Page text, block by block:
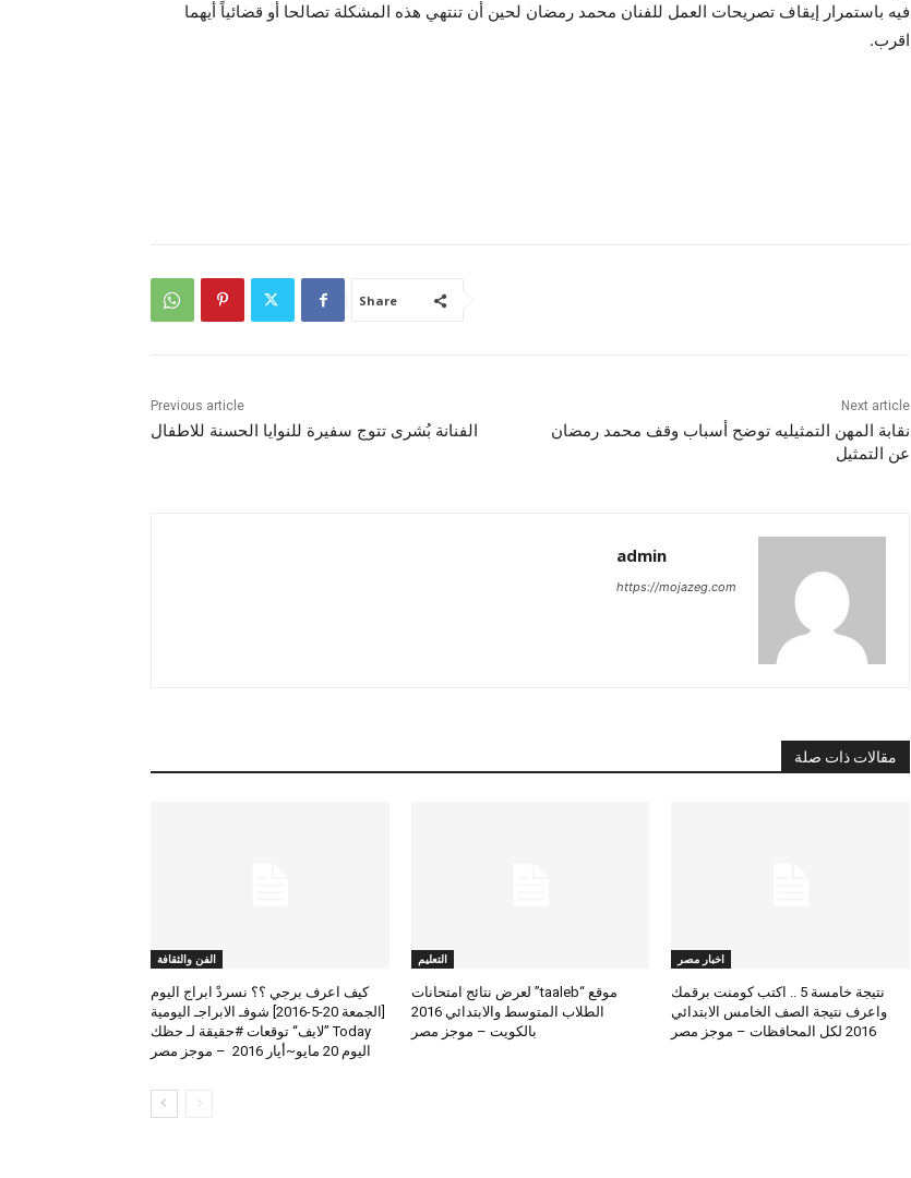
فيه باستمرار إيقاف تصريحات العمل للفنان محمد رمضان لحين أن تنتهي هذه المشكلة تصالحا أو قضائياً أيهما
اقرب.
Share
Previous article
الفنانة بُشرى تتوج سفيرة للنوايا الحسنة للاطفال
Next article
نقابة المهن التمثيليه توضح أسباب وقف محمد رمضان
عن التمثيل
admin
https://mojazeg.com
مقالات ذات صلة
اخبار مصر
نتيجة خامسة 5 .. اكتب كومنت برقمك
واعرف نتيجة الصف الخامس الابتدائي
2016 لكل المحافظات – موجز مصر
التعليم
موقع “taaleb” لعرض نتائج امتحانات
الطلاب المتوسط والابتدائي 2016
بالكويت – موجز مصر
الفن والثقافة
كيف اعرف برجي ؟؟ نسردْ ابراج اليوم
[الجمعة 20-5-2016] شوفـ الابراجـ اليومية
Today ”لايف“ توقعات #حقيقة لـ حظك
اليوم 20 مايو~أيار 2016 – موجز مصر